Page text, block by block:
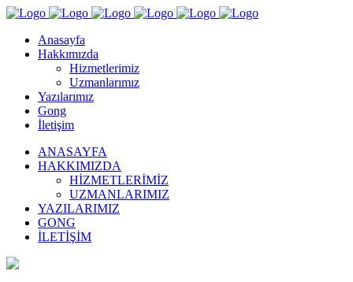
Anasayfa
Hakkımızda
Hizmetlerimiz
Uzmanlarımız
Yazılarımız
Gong
İletişim
ANASAYFA
HAKKIMIZDA
HIZMETLERIMIZ
UZMANLARIMIZ
YAZILARIMIZ
GONG
İLETIŞIM